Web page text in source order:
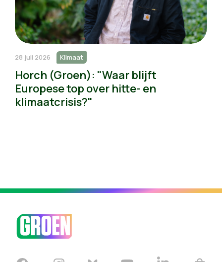
28 juli 2026 Klimaat
Horch (Groen): "Waar blijft
Europese top over hitte- en
klimaatcrisis?"